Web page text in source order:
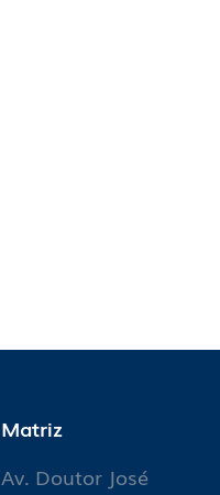
Matriz
Av. Doutor José